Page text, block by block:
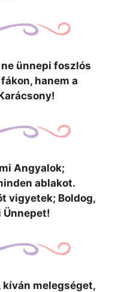
ünnepi foszlós
hanem a
Angyalok;
ablakot.
vigyetek; Boldog,
Ünnepet!
melegséget,